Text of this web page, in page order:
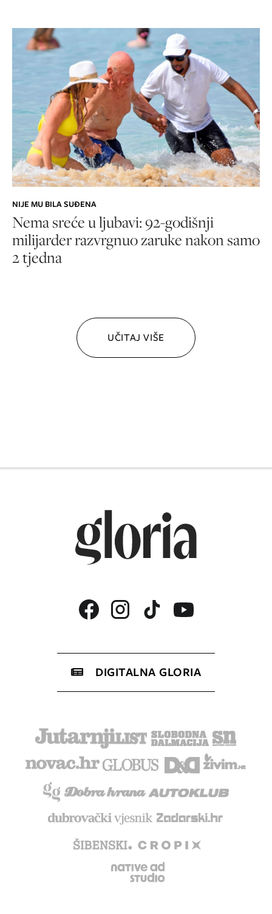
NIJE MU BILA SUĐENA
Nema sreće u ljubavi: 92-godišnji
milijarder razvrgnuo zaruke nakon samo
2 tjedna
UČITAJ VIŠE
DIGITALNA GLORIA